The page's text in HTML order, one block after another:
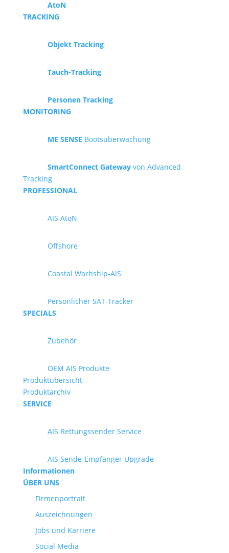
AtoN
TRACKING
Objekt Tracking
Tauch-Tracking
Personen Tracking
MONITORING
ME SENSE Bootsüberwachung
SmartConnect Gatewayvon Advanced
Tracking
PROFESSIONAL
AIS AtoN
Offshore
Coastal Warhship-AIS
Persönlicher SAT-Tracker
SPECIALS
Zubehör
OEM AIS Produkte
Produktübersicht
Produktarchiv
SERVICE
AIS Rettungssender Service
AIS Sende-Empfänger Upgrade
Informationen
ÜBER UNS
Firmenportrait
Auszeichnungen
Jobs und Karriere
Social Media